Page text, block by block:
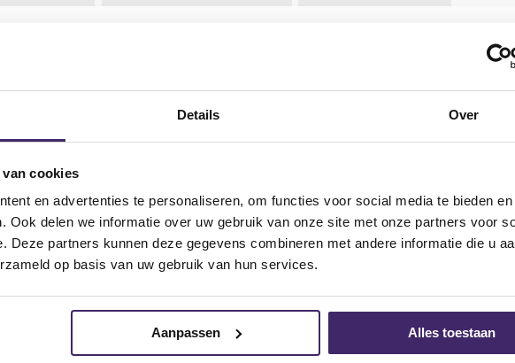
Details Over
cookies
en advertenties te personaliseren, om functies voor social media te bieden en
Ook delen we informatie over uw gebruik van onze site met onze partners voor
Deze partners kunnen deze gegevens combineren met andere informatie die u
op basis van uw gebruik van hun services.
Aanpassen Alles toestaan
laptop, simpelweg onmisbaar. Zwarte kleur.
draaitafel